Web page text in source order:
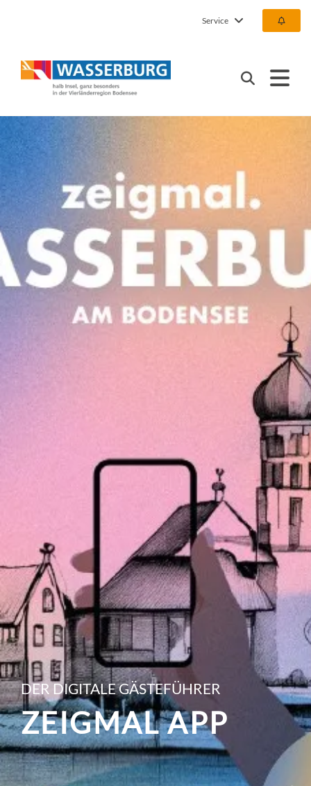
Service
Urlaub | Ferien | Hotel |
Suchen
DER DIGITALE GÄSTEFÜHRER
ZEIGMAL APP